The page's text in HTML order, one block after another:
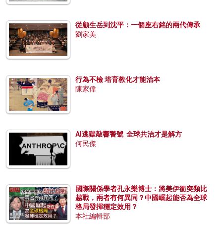
從顧生岳到沈平：一個座右銘的兩代傳承
劉家美
行為不檢 培育教化才能治本
陳家偉
AI逃獄敲響警號 全球共治才是解方
何民傑
國際關係學者孔永樂博士：將美伊衝突類比
越戰，兩者有何異同？中國崛起能否為全球
格局發揮穩定效用？
本社編輯部